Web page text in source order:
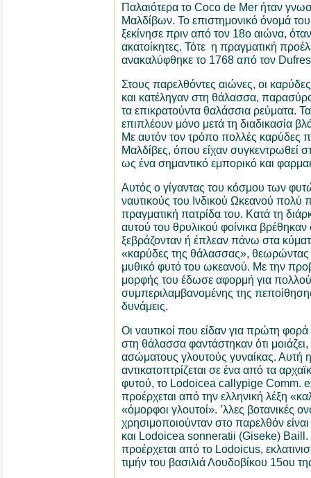
Παλαιότερα το Coco de Mer ήταν
Μαλδίβων. Το επιστημονικό όνομά
ξεκίνησε πριν από τον 18ο αιώνα,
ακατοίκητες. Τότε η πραγματική
ανακαλύφθηκε το 1768 από τον
Στους παρελθόντες αιώνες, οι
και κατέληγαν στη θάλασσα,
τα επικρατούντα θαλάσσια ρεύματα.
επιπλέουν μόνο μετά τη διαδικασία
Με αυτόν τον τρόπο πολλές καρύδες
Μαλδίβες, όπου είχαν συγκεντρωθεί
ως ένα σημαντικό εμπορικό και
Αυτός ο γίγαντας του κόσμου των
ναυτικούς του Ινδικού Ωκεανού πολύ
πραγματική πατρίδα του. Κατά τη
αυτού του θρυλικού φοίνικα
ξεβράζονταν ή έπλεαν πάνω στα
«καρύδες της θάλασσας», θεωρώντας
μυθικό φυτό του ωκεανού. Με την
μορφής του έδωσε αφορμή για
συμπεριλαμβανομένης της πεποίθησης
δυνάμεις.
Οι ναυτικοί που είδαν για πρώτη
στη θάλασσα φαντάστηκαν ότι
ασώματους γλουτούς γυναίκας. Αυτή η
αντικατοπτρίζεται σε ένα από τα
φυτού, το Lodoicea callypige Comm.
προέρχεται από την ελληνική λέξη
«όμορφοι γλουτοί». ’λλες βοτανικές
χρησιμοποιούνταν στο παρελθόν
και Lodoicea sonneratii (Giseke) Baill.
προέρχεται από το Lodoicus,
τιμήν του βασιλιά Λουδοβίκου 15ου